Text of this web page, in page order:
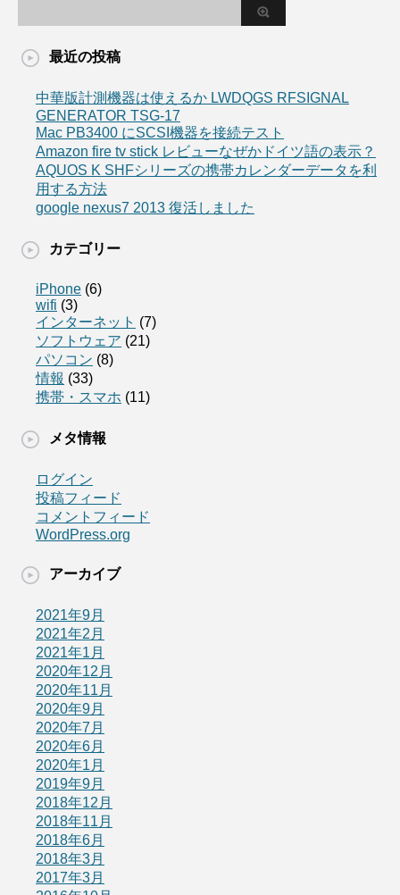
最近の投稿
中華版計測機器は使えるか LWDQGS RFSIGNAL
GENERATOR TSG-17
Mac PB3400 にSCSI機器を接続テスト
Amazon fire tv stick レビューなぜかドイツ語の表示？
AQUOS K SHFシリーズの携帯カレンダーデータを利
用する方法
google nexus7 2013 復活しました
カテゴリー
iPhone (6)
wifi (3)
インターネット (7)
ソフトウェア (21)
パソコン (8)
情報 (33)
携帯・スマホ (11)
メタ情報
ログイン
投稿フィード
コメントフィード
WordPress.org
アーカイブ
2021年9月
2021年2月
2021年1月
2020年12月
2020年11月
2020年9月
2020年7月
2020年6月
2020年1月
2019年9月
2018年12月
2018年11月
2018年6月
2018年3月
2017年3月